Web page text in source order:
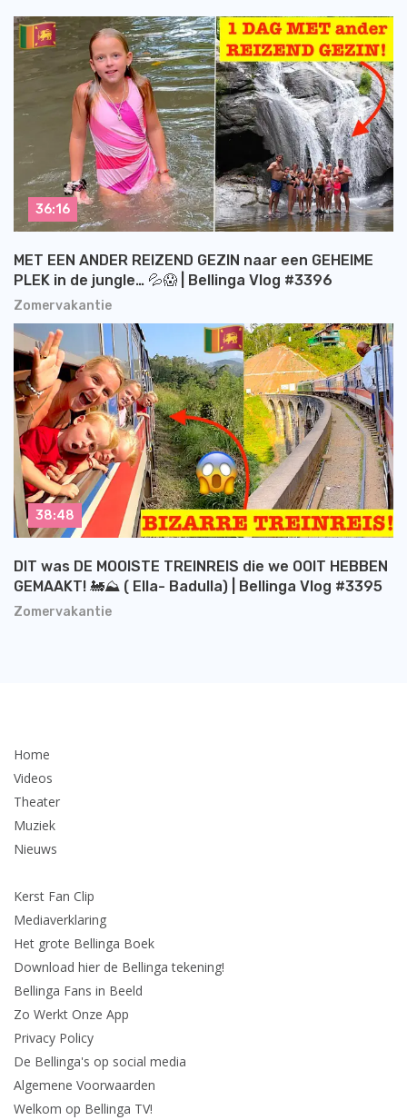
Zomervakantie
MET EEN ANDER REIZEND GEZIN naar een GEHEIME
PLEK in de jungle… 💦😱 | Bellinga Vlog #3396
36:16
Zomervakantie
DIT was DE MOOISTE TREINREIS die we OOIT HEBBEN
GEMAAKT! 🚂⛰️ ( Ella- Badulla) | Bellinga Vlog #3395
38:48
Home
Videos
Theater
Muziek
Nieuws
Kerst Fan Clip
Mediaverklaring
Het grote Bellinga Boek
Download hier de Bellinga tekening!
Bellinga Fans in Beeld
Zo Werkt Onze App
Privacy Policy
De Bellinga's op social media
Algemene Voorwaarden
Welkom op Bellinga TV!